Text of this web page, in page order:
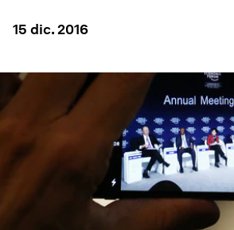
15 dic. 2016